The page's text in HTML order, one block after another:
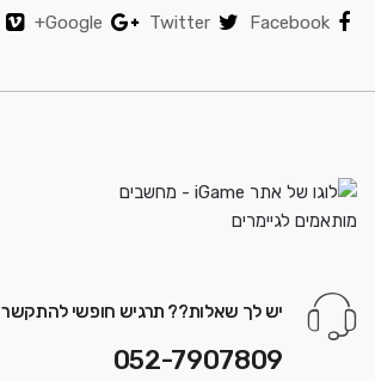
Facebook
Twitter
Google+
יש לך שאלות?? תרגיש חופשי להתקשר
052-7907809